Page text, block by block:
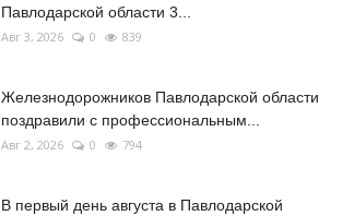
Павлодарской области 3...
Авг 3, 2026 0 839
Железнодорожников Павлодарской области
поздравили с профессиональным...
Авг 2, 2026 0 794
В первый день августа в Павлодарской